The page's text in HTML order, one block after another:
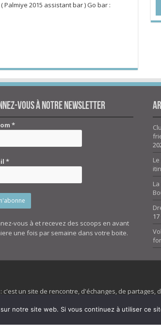
Palmiye 2015 assistant bar ) Go bar :
vous à notre newsletter
*
*
vous à et recevez des scoops en avant
une fois par semaine dans votre boite.
un site de rencontre, d'échanges, de partages,
ne sont pas liés au ClubMed et la marque citée
page de cette page d'accueil sont la propriétés de
notre site web. Si vous continuez à utiliser ce